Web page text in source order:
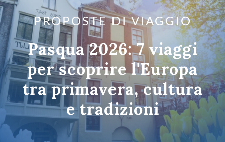
PROPOSTE DI VIAGGIO
Pasqua 2026: 7 viaggi
per scoprire l'Europa
tra primavera, cultura
e tradizioni